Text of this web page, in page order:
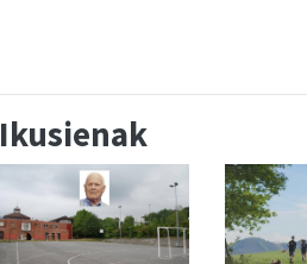
Ikusienak